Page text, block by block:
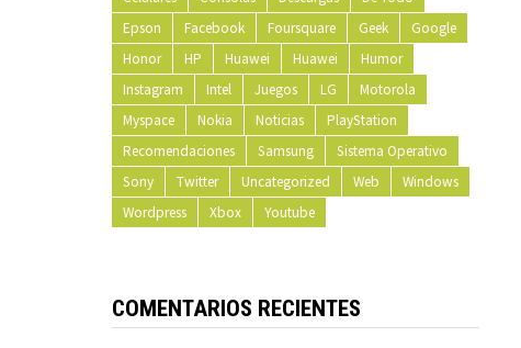
Epson
Facebook Foursquare Geek
Google
Honor
HP Huawei Huawei
Humor
Instagram
Intel Juegos LG
Motorola
Myspace
Nokia Noticias
PlayStation
Recomendaciones
Samsung
Sistema Operativo
Sony
Twitter Uncategorized Web
Windows
Wordpress
Xbox Youtube
COMENTARIOS RECIENTES